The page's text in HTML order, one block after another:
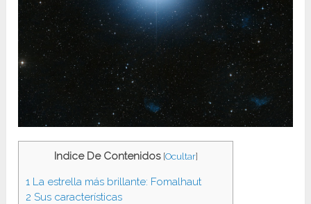
Indice De Contenidos [Ocultar]
1 La estrella más brillante: Fomalhaut
2 Sus características